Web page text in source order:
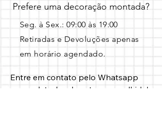
Prefere uma decoração montada?
Seg. à Sex.: 09:00 às 19:00 ​
Retiradas e Devoluções apenas
em horário agendado.
Entre em contato pelo Whatsapp
com a data, local e o tema escolhido!